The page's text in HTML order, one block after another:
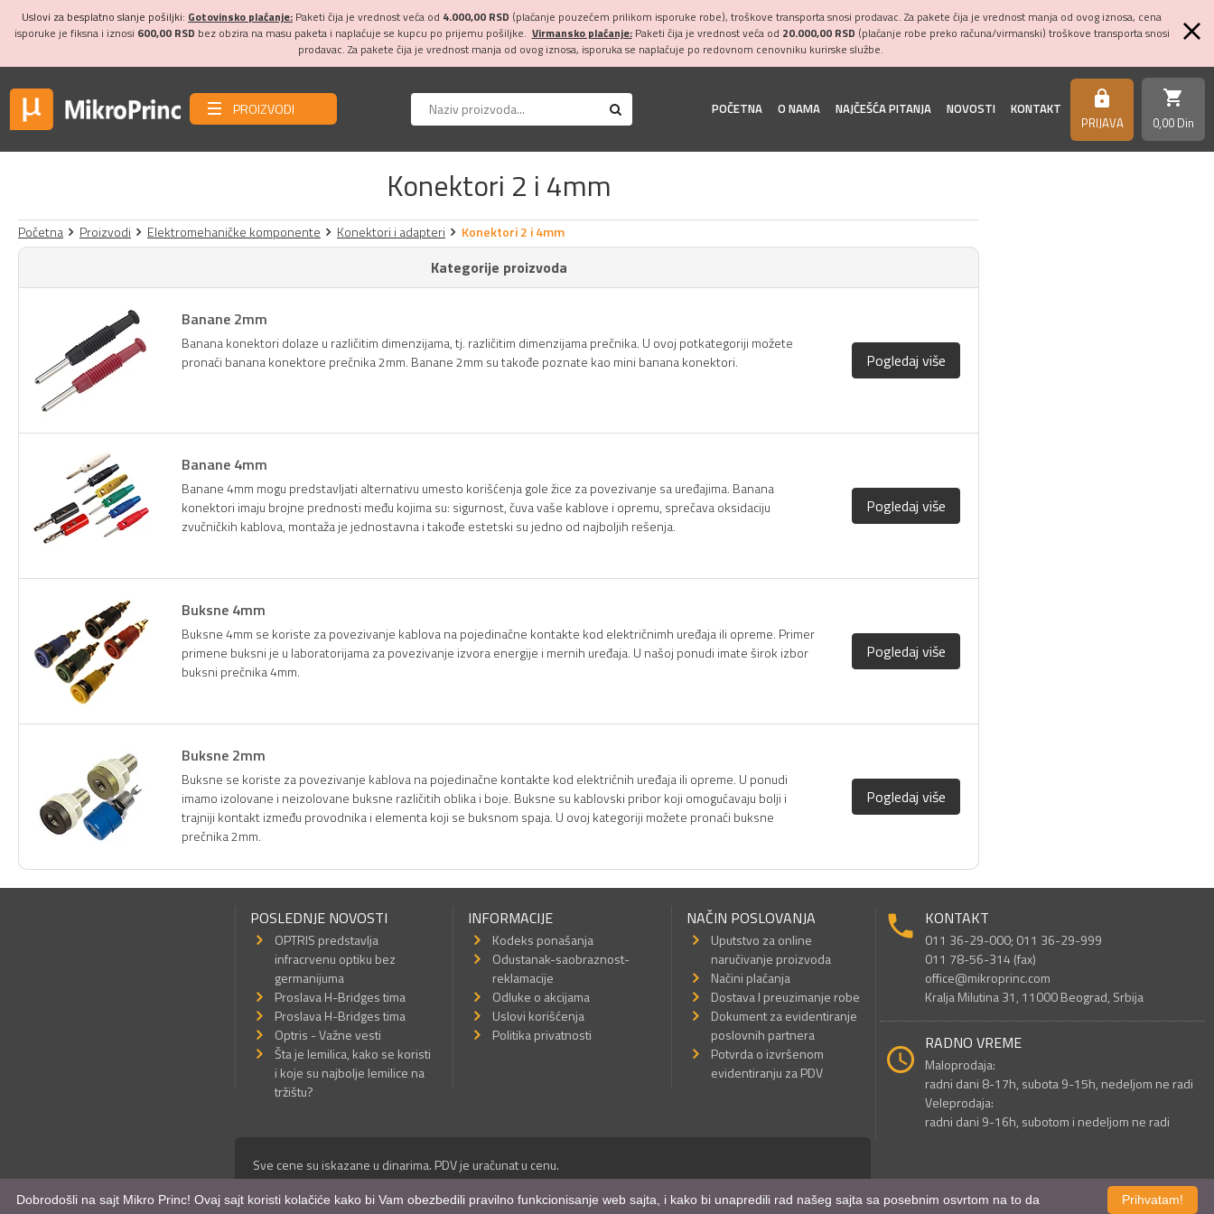
Uslovi za besplatno slanje pošiljki: Gotovinsko plaćanje: Paketi čija je vrednost veća od 4.000,00 RSD (plaćanje pouzećem prilikom isporuke robe), troškove transporta snosi prodavac. Za pakete čija je vrednost manja od ovog iznosa, cena
isporuke je fiksna i iznosi 600,00 RSD bez obzira na masu paketa i naplaćuje se kupcu po prijemu pošiljke. Virmansko plaćanje:Paketi čija je vrednost veća od 20.000,00 RSD (plaćanje robe preko računa/virmanski) troškove transporta snosi
prodavac. Za pakete čija je vrednost manja od ovog iznosa, isporuka se naplaćuje po redovnom cenovniku kurirske službe.
PROIZVODI POČETNA O NAMA NAJČEŠĆA PITANJA NOVOSTI KONTAKT https
PRIJAVA
shopping_cart
0,00 Din
Konektori 2 i 4mm
Početna Proizvodi Elektromehaničke komponente Konektori i adapteri Konektori 2 i 4mm
Kategorije proizvoda
Banane 2mm
Banana konektori dolaze u različitim dimenzijama, tj. različitim dimenzijama prečnika. U ovoj potkategoriji možete
pronaći banana konektore prečnika 2mm. Banane 2mm su takođe poznate kao mini banana konektori.
Pogledaj više
Banane 4mm
Banane 4mm mogu predstavljati alternativu umesto korišćenja gole žice za povezivanje sa uređajima. Banana
konektori imaju brojne prednosti među kojima su: sigurnost, čuva vaše kablove i opremu, sprečava oksidaciju
zvučničkih kablova, montaža je jednostavna i takođe estetski su jedno od najboljih rešenja.
Pogledaj više
Buksne 4mm
Buksne 4mm se koriste za povezivanje kablova na pojedinačne kontakte kod električnimh uređaja ili opreme. Primer
primene buksni je u laboratorijama za povezivanje izvora energije i mernih uređaja. U našoj ponudi imate širok izbor
buksni prečnika 4mm.
Pogledaj više
Buksne 2mm
Buksne se koriste za povezivanje kablova na pojedinačne kontakte kod električnih uređaja ili opreme. U ponudi
imamo izolovane i neizolovane buksne različitih oblika i boje. Buksne su kablovski pribor koji omogućavaju bolji i
trajniji kontakt između provodnika i elementa koji se buksnom spaja. U ovoj kategoriji možete pronaći buksne
prečnika 2mm.
Pogledaj više
POSLEDNJE NOVOSTI
OPTRIS predstavlja
infracrvenu optiku bez
germanijuma
Proslava H-Bridges tima
Proslava H-Bridges tima
Optris - Važne vesti
Šta je lemilica, kako se koristi
i koje su najbolje lemilice na
tržištu?
INFORMACIJE
Kodeks ponašanja
Odustanak-saobraznost-
reklamacije
Odluke o akcijama
Uslovi korišćenja
Politika privatnosti
NAČIN POSLOVANJA
Uputstvo za online
naručivanje proizvoda
Načini plaćanja
Dostava I preuzimanje robe
Dokument za evidentiranje
poslovnih partnera
Potvrda o izvršenom
evidentiranju za PDV
KONTAKT
011 36-29-000; 011 36-29-999
011 78-56-314 (fax)
office@mikroprinc.com
Kralja Milutina 31, 11000 Beograd, Srbija
RADNO VREME
Maloprodaja:
radni dani 8-17h, subota 9-15h, nedeljom ne radi
Veleprodaja:
radni dani 9-16h, subotom i nedeljom ne radi
Sve cene su iskazane u dinarima. PDV je uračunat u cenu.
© Mikro Princ 1999 - 2026. Sva prava su zadržana.
Kreirao*nbgcreator |Izdrada Internet prodavnice,Izrada sajtaimobilnih aplikacijai SEO optimizacija Prihvatam!
Dobrodošli na sajt Mikro Princ! Ovaj sajt koristi kolačiće kako bi Vam obezbedili pravilno funkcionisanje web sajta, i kako bi unapredili rad našeg sajta sa posebnim osvrtom na to da